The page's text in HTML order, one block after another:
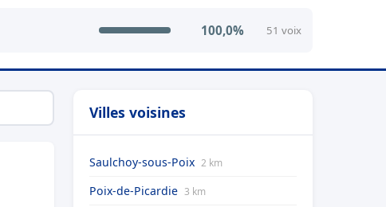
100,0% 51 voix
Villes voisines
Saulchoy-sous-Poix 2 km
Poix-de-Picardie 3 km